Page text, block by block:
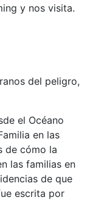
y nos visita.
del peligro,
el Océano
en las
de cómo la
las familias en
de que
escrita por